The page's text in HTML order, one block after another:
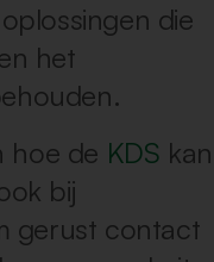
die
het
hoe de KDS kan
bij
gerust contact